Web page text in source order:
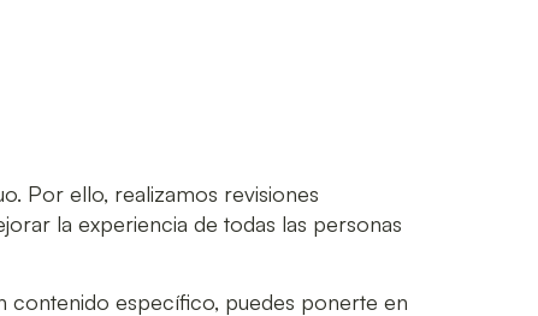
Por ello, realizamos revisiones
la experiencia de todas las personas
contenido específico, puedes ponerte en